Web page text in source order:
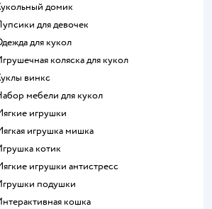
Кукольный домик
Пупсики для девочек
Одежда для кукол
Игрушечная коляска для кукол
Куклы винкс
Набор мебели для кукол
Мягкие игрушки
Мягкая игрушка мишка
Игрушка котик
Мягкие игрушки антистресс
Игрушки подушки
Интерактивная кошка